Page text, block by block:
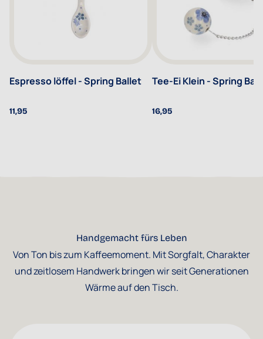
Espresso löffel - Spring Ballet
11,95
Tee-Ei Klein - Spring
16,95
Handgemacht fürs Leben
Von Ton bis zum Kaffeemoment. Mit Sorgfalt, Charakter
und zeitlosem Handwerk bringen wir seit Generationen
Wärme auf den Tisch.